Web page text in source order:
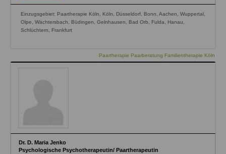
Einzugsgebiet: Paartherapie Köln, Köln, Düsseldorf, Bonn, Aachen, Wuppertal,
Olpe, Wächtersbach, Büdingen, Gelnhausen, Bad Orb, Fulda, Hanau,
Schlüchtern, Frankfurt
Paartherapie Paarberatung Familientherapie Köln
Dr. D. Maria Jenko
Psychologische Psychotherapeutin/ Paartherapeutin